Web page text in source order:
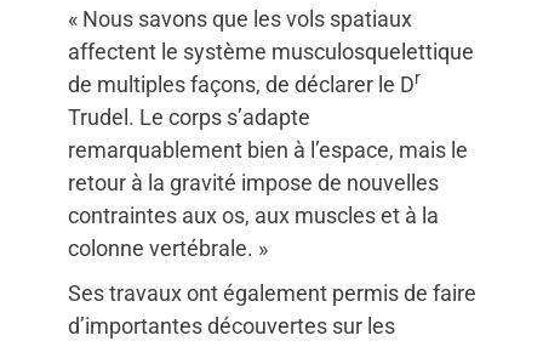
« Nous savons que les vols spatiaux
affectent le système musculosquelettique
de multiples façons, de déclarer le Dr
Trudel. Le corps s’adapte
remarquablement bien à l’espace, mais le
retour à la gravité impose de nouvelles
contraintes aux os, aux muscles et à la
colonne vertébrale. »
Ses travaux ont également permis de faire
d’importantes découvertes sur les